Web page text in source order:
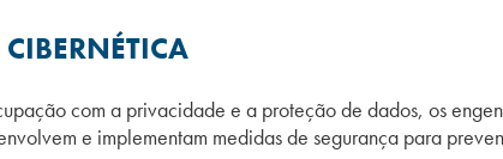
com a privacidade e a proteção de dados, os
e implementam medidas de segurança para